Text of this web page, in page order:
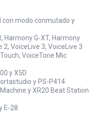
con modo conmutado y
Harmony G-XT, Harmony
VoiceLive 3, VoiceLive 3
VoiceTone Mic
y X5D
y PS-P414
y XR20 Beat Station
E-28